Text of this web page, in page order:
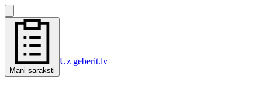
Mani saraksti
Uz geberit.lv